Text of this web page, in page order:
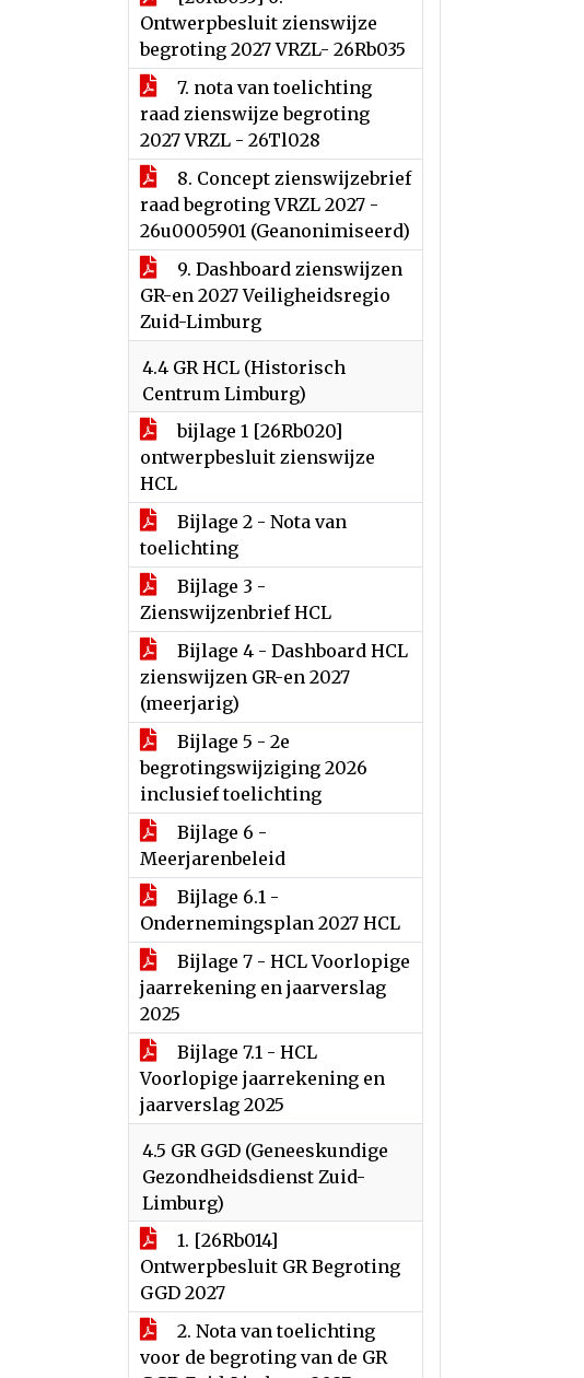
Ontwerpbesluit zienswijze
begroting 2027 VRZL- 26Rb035
7. nota van toelichting
raad zienswijze begroting
2027 VRZL - 26Tl028
8. Concept zienswijzebrief
raad begroting VRZL 2027 -
26u0005901 (Geanonimiseerd)
9. Dashboard zienswijzen
GR-en 2027 Veiligheidsregio
Zuid-Limburg
4.4 GR HCL (Historisch
Centrum Limburg)
bijlage 1 [26Rb020]
ontwerpbesluit zienswijze
HCL
Bijlage 2 - Nota van
toelichting
Bijlage 3 -
Zienswijzenbrief HCL
Bijlage 4 - Dashboard HCL
zienswijzen GR-en 2027
(meerjarig)
Bijlage 5 - 2e
begrotingswijziging 2026
inclusief toelichting
Bijlage 6 -
Meerjarenbeleid
Bijlage 6.1 -
Ondernemingsplan 2027 HCL
Bijlage 7 - HCL Voorlopige
jaarrekening en jaarverslag
2025
Bijlage 7.1 - HCL
Voorlopige jaarrekening en
jaarverslag 2025
4.5 GR GGD (Geneeskundige
Gezondheidsdienst Zuid-
Limburg)
1. [26Rb014]
Ontwerpbesluit GR Begroting
GGD 2027
2. Nota van toelichting
voor de begroting van de GR